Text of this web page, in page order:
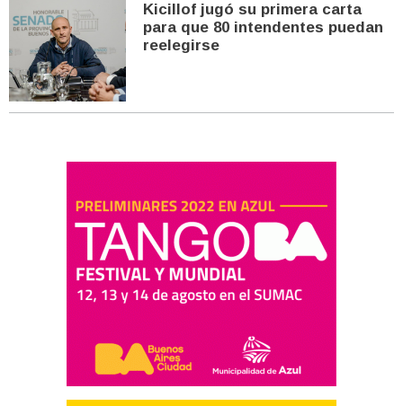
Kicillof jugó su primera carta
para que 80 intendentes puedan
reelegirse